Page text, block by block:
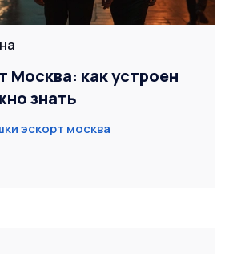
Москва: как устроен
знать
эскорт москва